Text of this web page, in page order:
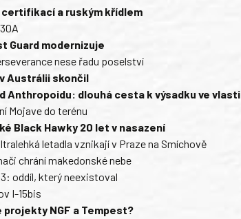
certifikací a ruským křídlem
Guard modernizuje
nese řadu poselství
Austrálii skončil
Anthropoidu: dlouhá cesta k výsadku ve vlasti
Mojave do terénu
Black Hawky 20 let v nasazení
letadla vznikají v Praze na Smíchově
chrání makedonské nebe
oddíl, který neexistoval
I-15bis
projekty NGF a Tempest?